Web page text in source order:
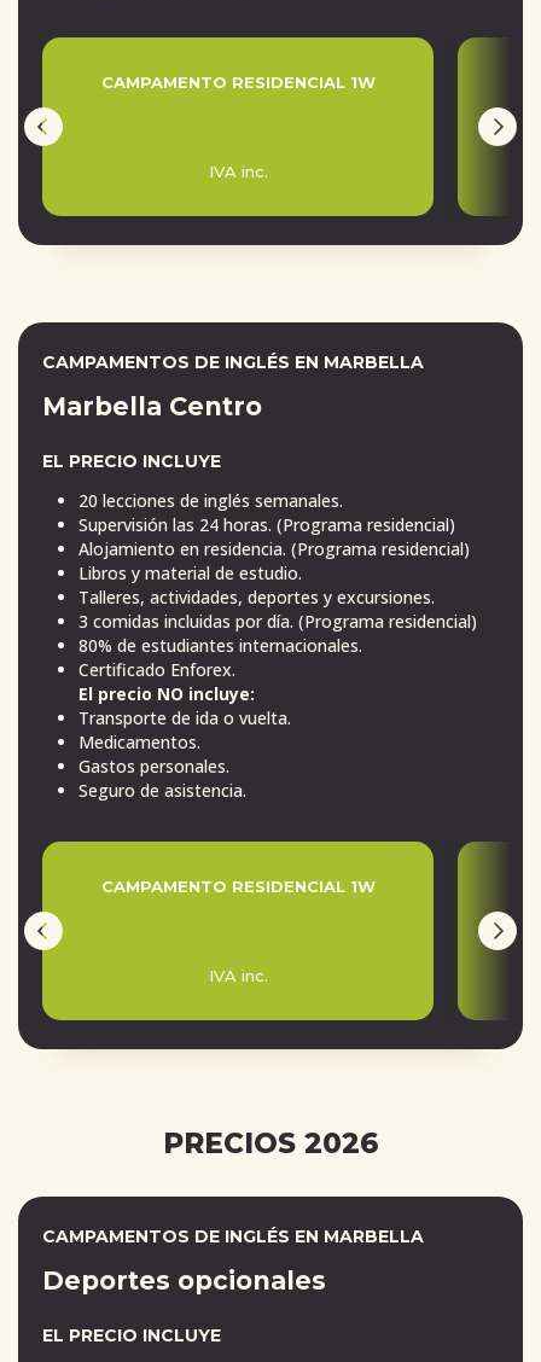
CAMPAMENTO RESIDENCIAL 1W
IVA inc.
CAMPAMENTOS DE INGLÉS EN MARBELLA
Marbella Centro
EL PRECIO INCLUYE
20 lecciones de inglés semanales.
Supervisión las 24 horas. (Programa residencial)
Alojamiento en residencia. (Programa residencial)
Libros y material de estudio.
Talleres, actividades, deportes y excursiones.
3 comidas incluidas por día. (Programa residencial)
80% de estudiantes internacionales.
Certificado Enforex.
El precio NO incluye:
Transporte de ida o vuelta.
Medicamentos.
Gastos personales.
Seguro de asistencia.
CAMPAMENTO RESIDENCIAL 1W
IVA inc.
PRECIOS 2026
CAMPAMENTOS DE INGLÉS EN MARBELLA
Deportes opcionales
EL PRECIO INCLUYE